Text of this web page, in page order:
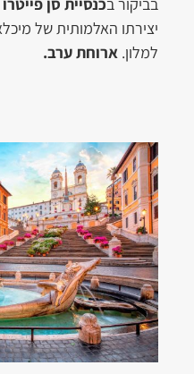
יצירתו האלמותית של
למלון. ארוחת ערב.